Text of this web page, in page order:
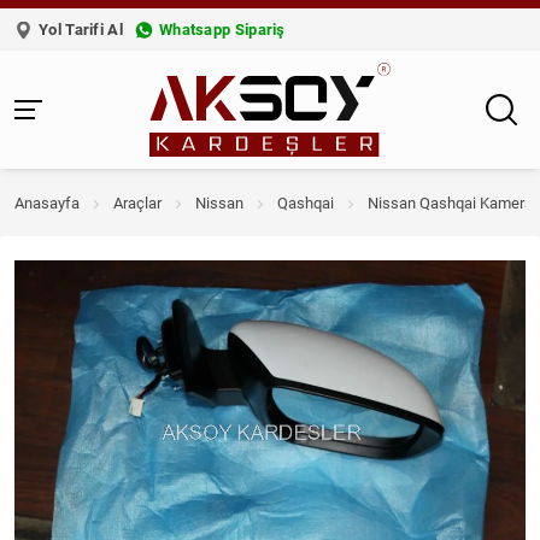
Yol Tarifi Al Whatsapp Sipariş
Anasayfa Araçlar Nissan Qashqai Nissan Qashqai